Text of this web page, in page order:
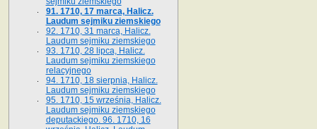
91. 1710, 17 marca, Halicz.
Laudum sejmiku ziemskiego
92. 1710, 31 marca, Halicz.
Laudum sejmiku ziemskiego
93. 1710, 28 lipca, Halicz.
Laudum sejmiku ziemskiego
relacyjnego
94. 1710, 18 sierpnia, Halicz.
Laudum sejmiku ziemskiego
95. 1710, 15 września, Halicz.
Laudum sejmiku ziemskiego
deputackiego. 96. 1710, 16